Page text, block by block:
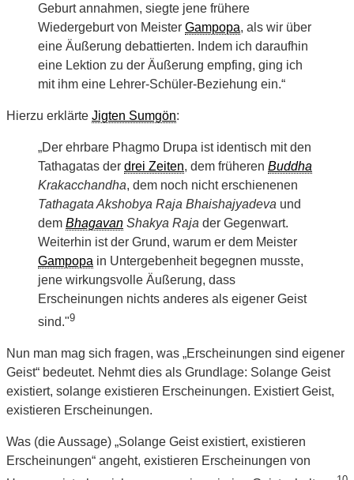
Geburt annahmen, siegte jene frühere
Wiedergeburt von Meister Gampopa, als wir über
eine Äußerung debattierten. Indem ich daraufhin
eine Lektion zu der Äußerung empfing, ging ich
mit ihm eine Lehrer-Schüler-Beziehung ein.“
Hierzu erklärte Jigten Sumgön:
„Der ehrbare Phagmo Drupa ist identisch mit den
Tathagatas der drei Zeiten, dem früheren Buddha
Krakacchandha, dem noch nicht erschienenen
Tathagata Akshobya Raja Bhaishajyadeva und
dem Bhagavan Shakya Raja der Gegenwart.
Weiterhin ist der Grund, warum er dem Meister
Gampopa in Untergebenheit begegnen musste,
jene wirkungsvolle Äußerung, dass
Erscheinungen nichts anderes als eigener Geist
sind."9
Nun man mag sich fragen, was „Erscheinungen sind eigener
Geist“ bedeutet. Nehmt dies als Grundlage: Solange Geist
existiert, solange existieren Erscheinungen. Existiert Geist,
existieren Erscheinungen.
Was (die Aussage) „Solange Geist existiert, existieren
Erscheinungen“ angeht, existieren Erscheinungen von